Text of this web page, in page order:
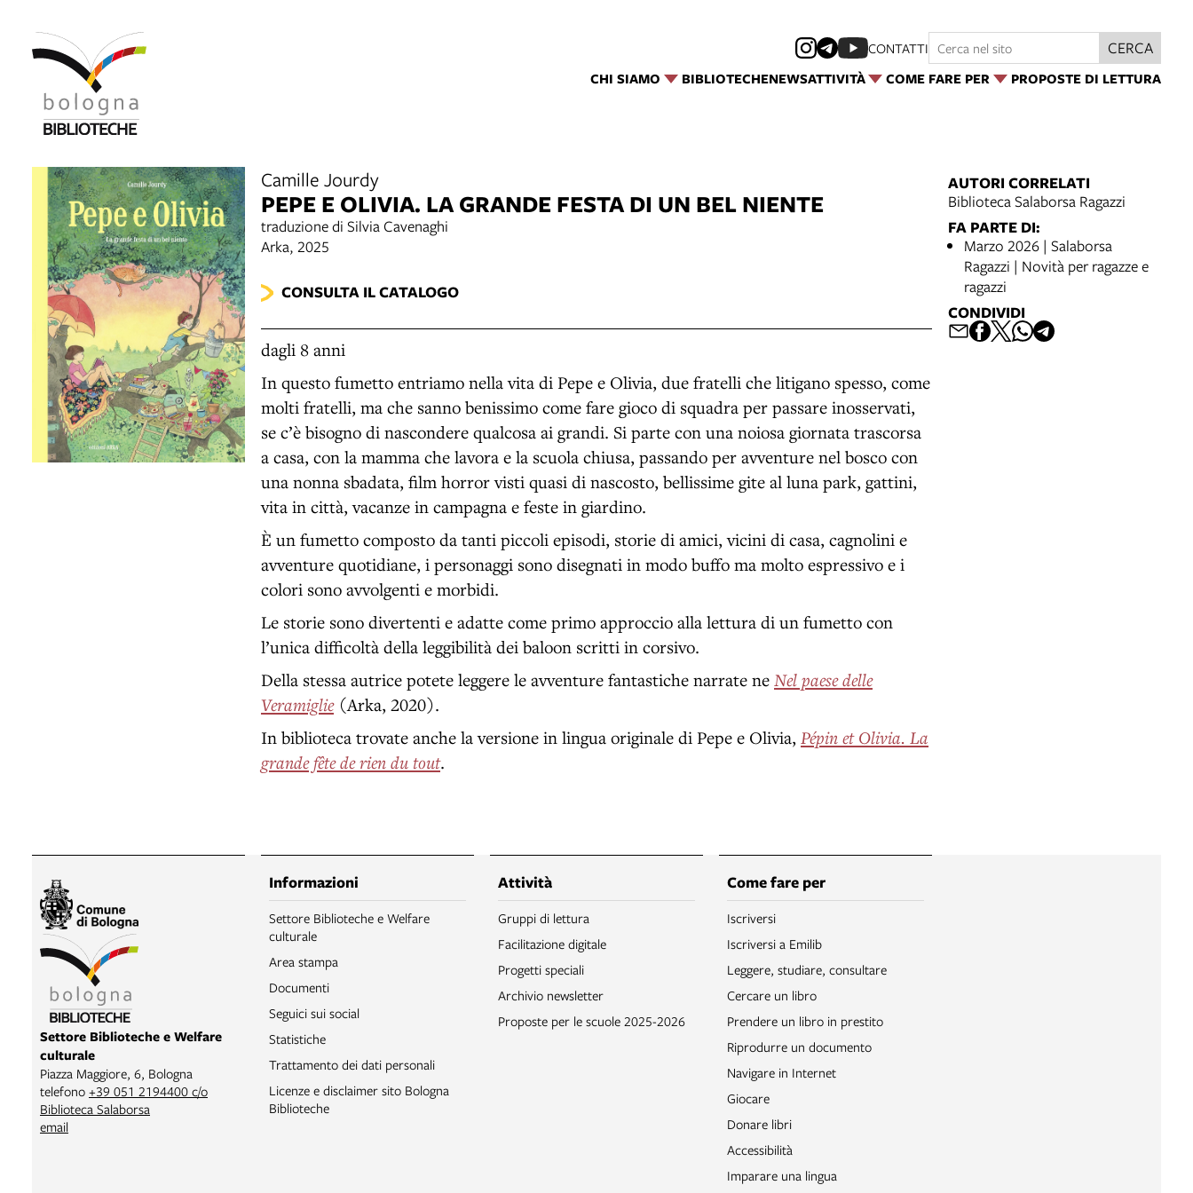
CHI SIAMO BIBLIOTECHENEWSATTIVITÀ COME FARE PER PROPOSTE DI LETTURA
CONTATTI CERCA
Camille Jourdy
PEPE E OLIVIA. LA GRANDE FESTA DI UN BEL NIENTE
traduzione di Silvia Cavenaghi
Arka, 2025
CONSULTA IL CATALOGO
dagli 8 anni
In questo fumetto entriamo nella vita di Pepe e Olivia, due fratelli che litigano spesso, come
molti fratelli, ma che sanno benissimo come fare gioco di squadra per passare inosservati,
se c’è bisogno di nascondere qualcosa ai grandi. Si parte con una noiosa giornata trascorsa
a casa, con la mamma che lavora e la scuola chiusa, passando per avventure nel bosco con
una nonna sbadata, film horror visti quasi di nascosto, bellissime gite al luna park, gattini,
vita in città, vacanze in campagna e feste in giardino.
È un fumetto composto da tanti piccoli episodi, storie di amici, vicini di casa, cagnolini e
avventure quotidiane, i personaggi sono disegnati in modo buffo ma molto espressivo e i
colori sono avvolgenti e morbidi.
Le storie sono divertenti e adatte come primo approccio alla lettura di un fumetto con
l’unica difficoltà della leggibilità dei baloon scritti in corsivo.
Della stessa autrice potete leggere le avventure fantastiche narrate ne Nel paese delle
Veramiglie (Arka, 2020).
In biblioteca trovate anche la versione in lingua originale di Pepe e Olivia, Pépin et Olivia. La
grande fête de rien du tout.
AUTORI CORRELATI
Biblioteca Salaborsa Ragazzi
FA PARTE DI:
Marzo 2026 | Salaborsa
Ragazzi | Novità per ragazze e
ragazzi
CONDIVIDI
Settore Biblioteche e Welfare
culturale
Piazza Maggiore, 6, Bologna
telefono +39 051 2194400 c/o
Biblioteca Salaborsa
email
Informazioni
Settore Biblioteche e Welfare
culturale
Area stampa
Documenti
Seguici sui social
Statistiche
Trattamento dei dati personali
Licenze e disclaimer sito Bologna
Biblioteche
Attività
Gruppi di lettura
Facilitazione digitale
Progetti speciali
Archivio newsletter
Proposte per le scuole 2025-2026
Come fare per
Iscriversi
Iscriversi a Emilib
Leggere, studiare, consultare
Cercare un libro
Prendere un libro in prestito
Riprodurre un documento
Navigare in Internet
Giocare
Donare libri
Accessibilità
Imparare una lingua